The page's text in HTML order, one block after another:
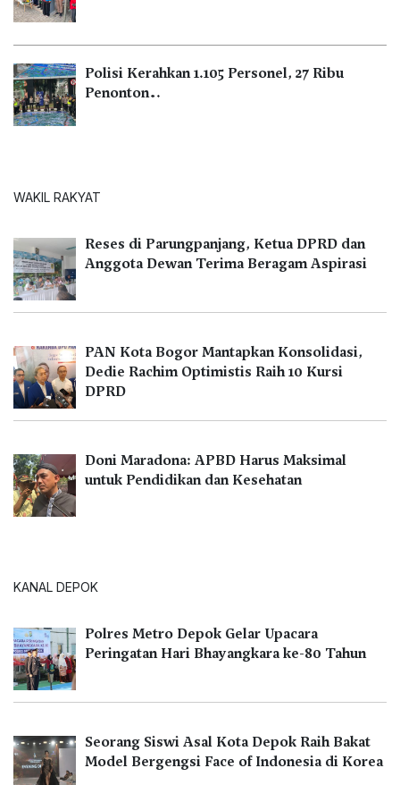
Polisi Kerahkan 1.105 Personel, 27 Ribu
Penonton…
WAKIL RAKYAT
Reses di Parungpanjang, Ketua DPRD dan
Anggota Dewan Terima Beragam Aspirasi
PAN Kota Bogor Mantapkan Konsolidasi,
Dedie Rachim Optimistis Raih 10 Kursi
DPRD
Doni Maradona: APBD Harus Maksimal
untuk Pendidikan dan Kesehatan
KANAL DEPOK
Polres Metro Depok Gelar Upacara
Peringatan Hari Bhayangkara ke-80 Tahun
Seorang Siswi Asal Kota Depok Raih Bakat
Model Bergengsi Face of Indonesia di Korea